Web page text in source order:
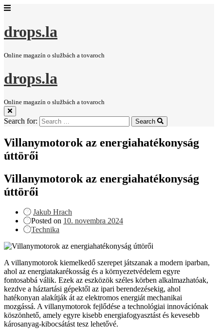
drops.la
Online magazín o službách a tovaroch
drops.la
Online magazín o službách a tovaroch
Search for: Search
Villanymotorok az energiahatékonyság
úttörői
Villanymotorok az energiahatékonyság
úttörői
Jakub Hrach
Posted on 10. novembra 2024
Technika
A villanymotorok kiemelkedő szerepet játszanak a modern iparban,
ahol az energiatakarékosság és a környezetvédelem egyre
fontosabbá válik. Ezek az eszközök széles körben alkalmazhatóak,
kezdve a háztartási gépektől az ipari berendezésekig, ahol
hatékonyan alakítják át az elektromos energiát mechanikai
mozgássá. A villanymotorok fejlődése a technológiai innovációnak
köszönhető, amely egyre kisebb energiafogyasztást és kevesebb
károsanyag-kibocsátást tesz lehetővé.